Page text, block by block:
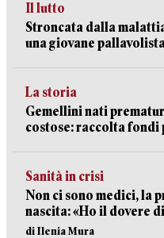
Il lutto
Stroncata dalla
una giovane
La storia
Gemellini nati
costose: raccolta
Sanità in crisi
Non ci sono medici, la
nascita: «Ho il dovere
di Ilenia Mura